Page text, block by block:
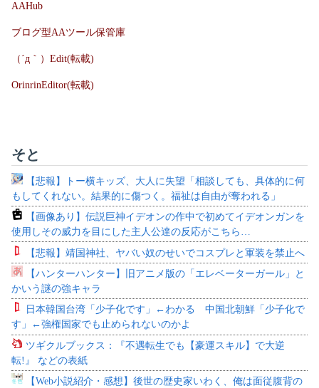
AAHub
ブログ型AAツール保管庫
（´д｀）Edit(転載)
OrinrinEditor(転載)
そと
【悲報】トー横キッズ、大人に失望「相談しても、具体的に何
もしてくれない。結果的に傷つく。福祉は自由が奪われる」
【画像あり】伝説巨神イデオンの作中で初めてイデオンガンを
使用しその威力を目にした主人公達の反応がこちら…
【悲報】靖国神社、ヤバい奴のせいでコスプレと軍装を禁止へ
【ハンターハンター】旧アニメ版の「エレベーターガール」と
かいう謎の強キャラ
日本韓国台湾「少子化です」←わかる 中国北朝鮮「少子化で
す」←強権国家でも止められないのかよ
ツギクルブックス：『不遇転生でも【豪運スキル】で大逆
転!』 などの表紙
【Web小説紹介・感想】後世の歴史家いわく、俺は面従腹背の